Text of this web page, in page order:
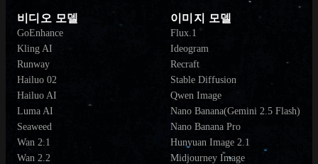
비디오 모델
GoEnhance
Kling AI
Runway
Hailuo 02
Hailuo AI
Luma AI
Seaweed
Wan 2.1
Wan 2.2
이미지 모델
Flux.1
Ideogram
Recraft
Stable Diffusion
Qwen Image
Nano Banana(Gemini 2.5 Flash)
Nano Banana Pro
Hunyuan Image 2.1
Midjourney Image